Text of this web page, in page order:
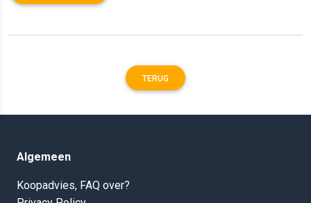
TERUG
Algemeen
Koopadvies, FAQ over?